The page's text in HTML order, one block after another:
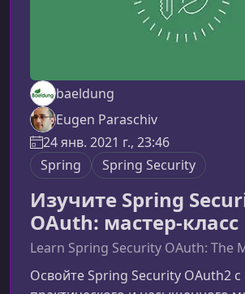
baeldung
Eugen Paraschiv
24 янв. 2021 г., 23:46
Spring
Spring Security
Изучите Spring
OAuth: мастер-класс
Learn Spring Security OAuth: The
Освойте Spring Security OAuth2